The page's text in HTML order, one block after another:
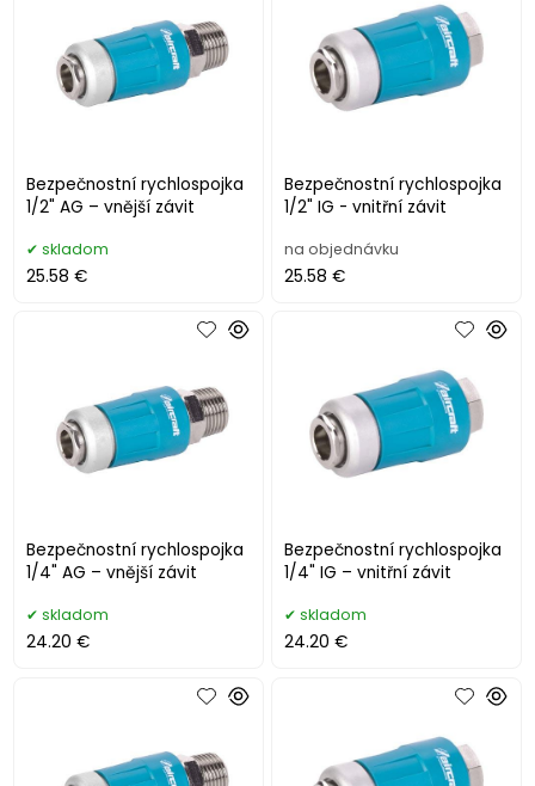
Bezpečnostní rychlospojka
1/2" AG – vnější závit
skladom
25.58 €
Bezpečnostní rychlospojka
1/2" IG - vnitřní závit
na objednávku
25.58 €
Bezpečnostní rychlospojka
1/4" AG – vnější závit
skladom
24.20 €
Bezpečnostní rychlospojka
1/4" IG – vnitřní závit
skladom
24.20 €